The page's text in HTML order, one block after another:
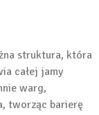
struktura, która
całej jamy
warg,
tworząc barierę